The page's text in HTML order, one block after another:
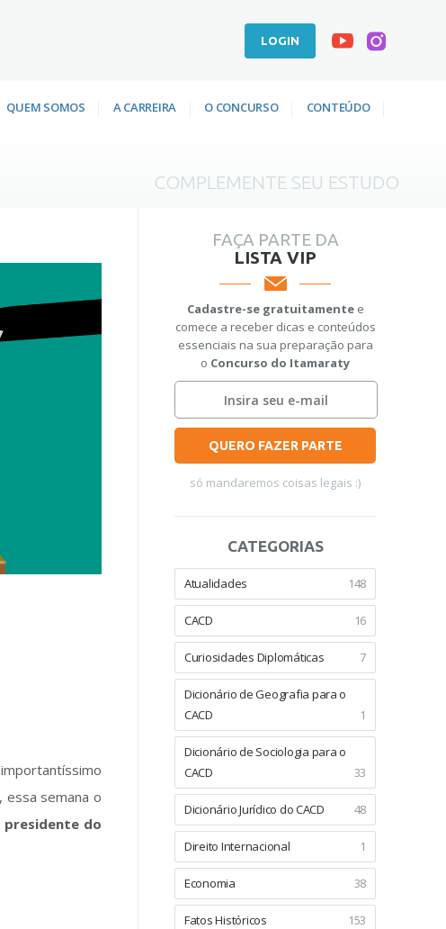
LOGIN
QUEM SOMOS A CARREIRA O CONCURSO CONTEÚDO
COMPLEMENTE SEU ESTUDO
semana o
presidente do
FAÇA PARTE DA
LISTA VIP
Cadastre-se gratuitamentee
comece a receber dicas e conteúdos
essenciais na sua preparação para
o Concurso do Itamaraty
QUERO FAZER PARTE
só mandaremos coisas legais :)
CATEGORIAS
Atualidades 148
CACD 16
Curiosidades Diplomáticas 7
Dicionário de Geografia para o
CACD
1
Dicionário de Sociologia para o
CACD
33
Dicionário Jurídico do CACD 48
Direito Internacional 1
Economia 38
Fatos Históricos 153